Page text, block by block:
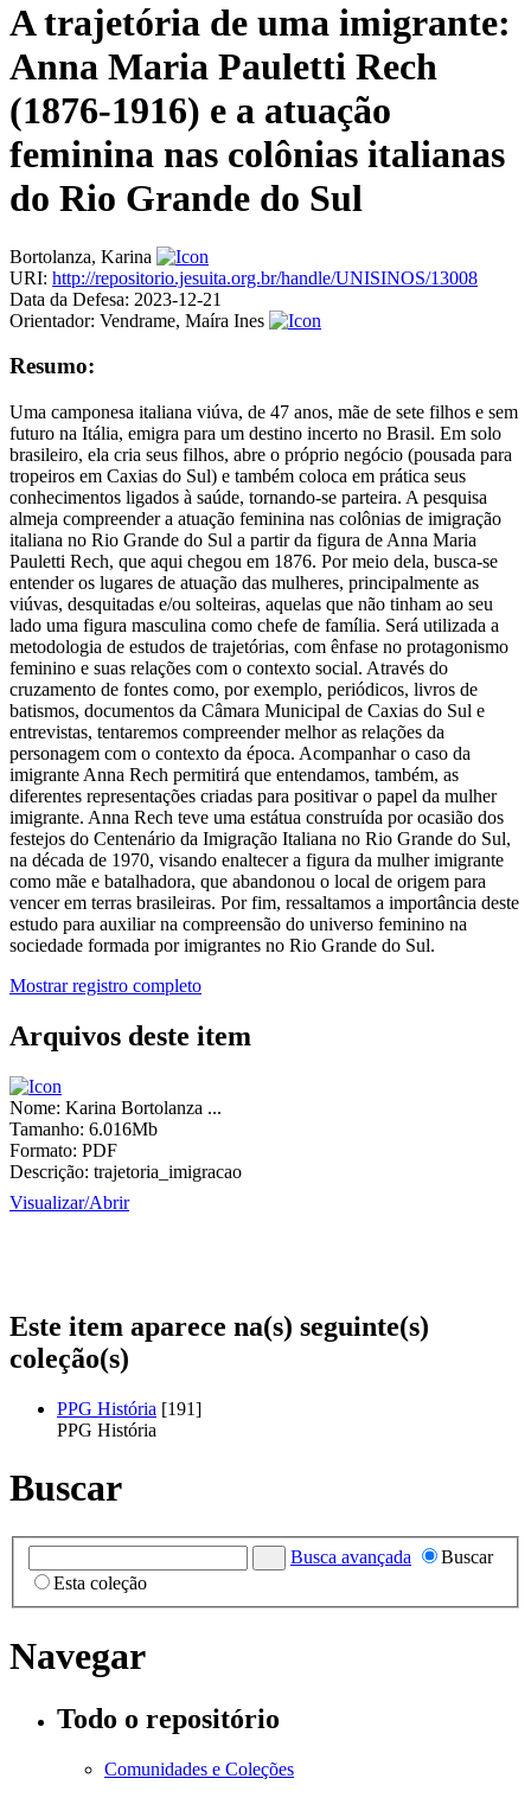
A trajetória de uma imigrante:
Anna Maria Pauletti Rech
(1876-1916) e a atuação
feminina nas colônias italianas
do Rio Grande do Sul
Bortolanza, Karina
URI: http://repositorio.jesuita.org.br/handle/UNISINOS/13008
Data da Defesa: 2023-12-21
Orientador: Vendrame, Maíra Ines
Resumo:
Uma camponesa italiana viúva, de 47 anos, mãe de sete filhos e sem
futuro na Itália, emigra para um destino incerto no Brasil. Em solo
brasileiro, ela cria seus filhos, abre o próprio negócio (pousada para
tropeiros em Caxias do Sul) e também coloca em prática seus
conhecimentos ligados à saúde, tornando-se parteira. A pesquisa
almeja compreender a atuação feminina nas colônias de imigração
italiana no Rio Grande do Sul a partir da figura de Anna Maria
Pauletti Rech, que aqui chegou em 1876. Por meio dela, busca-se
entender os lugares de atuação das mulheres, principalmente as
viúvas, desquitadas e/ou solteiras, aquelas que não tinham ao seu
lado uma figura masculina como chefe de família. Será utilizada a
metodologia de estudos de trajetórias, com ênfase no protagonismo
feminino e suas relações com o contexto social. Através do
cruzamento de fontes como, por exemplo, periódicos, livros de
batismos, documentos da Câmara Municipal de Caxias do Sul e
entrevistas, tentaremos compreender melhor as relações da
personagem com o contexto da época. Acompanhar o caso da
imigrante Anna Rech permitirá que entendamos, também, as
diferentes representações criadas para positivar o papel da mulher
imigrante. Anna Rech teve uma estátua construída por ocasião dos
festejos do Centenário da Imigração Italiana no Rio Grande do Sul,
na década de 1970, visando enaltecer a figura da mulher imigrante
como mãe e batalhadora, que abandonou o local de origem para
vencer em terras brasileiras. Por fim, ressaltamos a importância deste
estudo para auxiliar na compreensão do universo feminino na
sociedade formada por imigrantes no Rio Grande do Sul.
Mostrar registro completo
Arquivos deste item
Nome: Karina Bortolanza ...
Tamanho: 6.016Mb
Formato: PDF
Descrição: trajetoria_imigracao
Visualizar/Abrir
Este item aparece na(s) seguinte(s)
coleção(s)
PPG História [191]
PPG História
Buscar
Busca avançada
Buscar
Esta coleção
Navegar
Todo o repositório
Comunidades e Coleções